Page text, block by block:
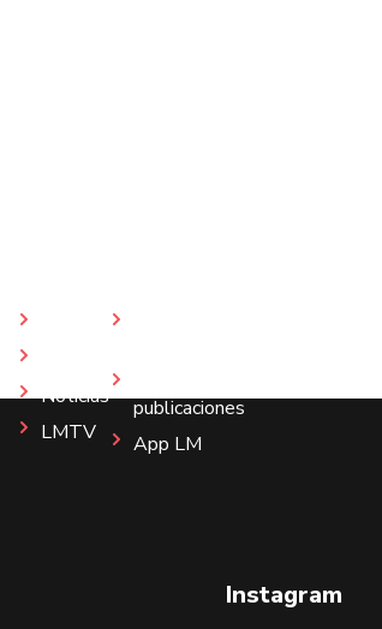
Noticias
LMTV
publicaciones
App LM
Instagram